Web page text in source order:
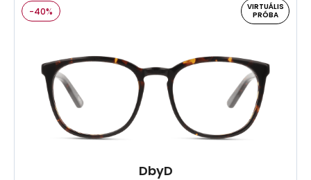
-40%
VIRTUÁLIS
PRÓBA
DbyD